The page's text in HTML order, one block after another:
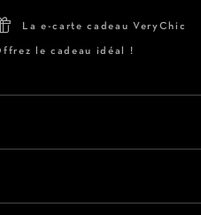
La e-carte cadeau VeryChic
le cadeau idéal !